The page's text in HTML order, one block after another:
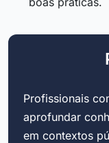
Profissionais
aprofundar
em contextos